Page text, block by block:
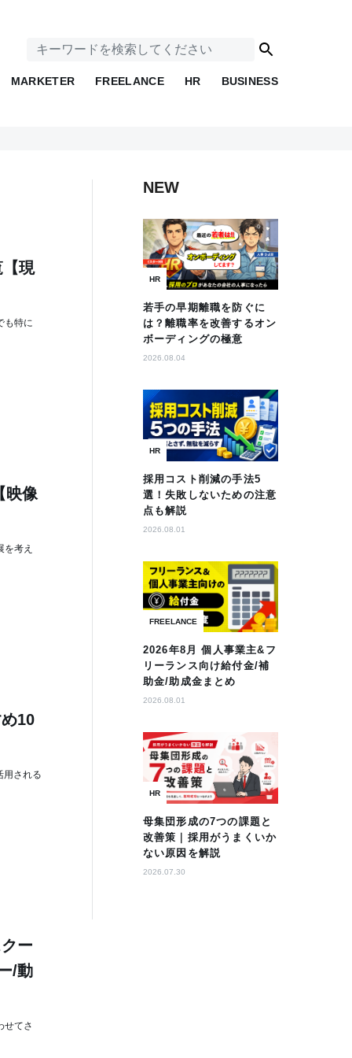
MARKETER FREELANCE HR BUSINESS
現
も特に
映像
考え
10
用される
ー
/動
せてさ
NEW
HR
若手の早期離職を防ぐに
は？離職率を改善するオン
ボーディングの極意
2026.08.04
HR
採用コスト削減の手法5
選！失敗しないための注意
点も解説
2026.08.01
FREELANCE
2026年8月 個人事業主&フ
リーランス向け給付金/補
助金/助成金まとめ
2026.08.01
HR
母集団形成の7つの課題と
改善策｜採用がうまくいか
ない原因を解説
2026.07.30